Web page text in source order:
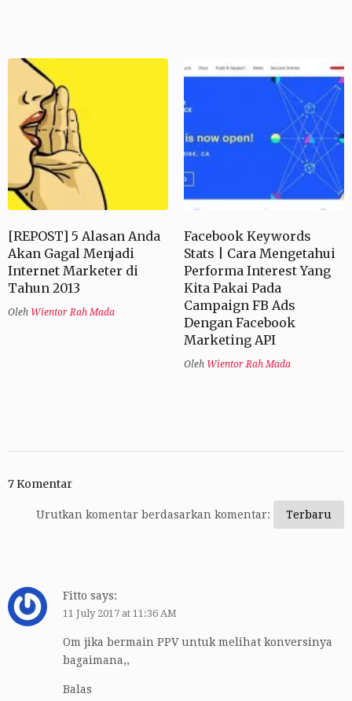
[REPOST] 5 Alasan Anda
Akan Gagal Menjadi
Internet Marketer di
Tahun 2013
Oleh Wientor Rah Mada
Facebook Keywords
Stats | Cara Mengetahui
Performa Interest Yang
Kita Pakai Pada
Campaign FB Ads
Dengan Facebook
Marketing API
Oleh Wientor Rah Mada
7 Komentar
Urutkan komentar berdasarkan komentar:
Fitto says:
11 July 2017 at 11:36 AM
Om jika bermain PPV untuk melihat konversinya
bagaimana,,
Balas